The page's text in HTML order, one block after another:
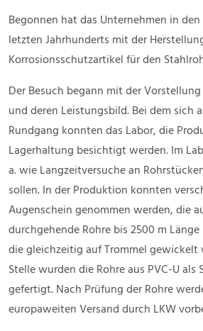
Begonnen hat das Unternehmen in
letzten Jahrhunderts mit der
Korrosionsschutzartikel für den
Der Besuch begann mit der
und deren Leistungsbild. Bei dem sich
Rundgang konnten das Labor, die
Lagerhaltung besichtigt werden. Im
a. wie Langzeitversuche an
sollen. In der Produktion konnten
Augenschein genommen werden, die
durchgehende Rohre bis 2500 m
die gleichzeitig auf Trommel gewickelt
Stelle wurden die Rohre aus PVC-U als
gefertigt. Nach Prüfung der Rohre
europaweiten Versand durch LKW